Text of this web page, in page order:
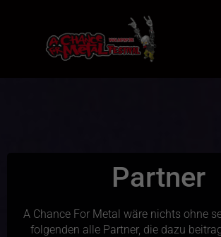
Partner
A Chance For Metal wäre nichts ohne
folgenden alle Partner, die dazu